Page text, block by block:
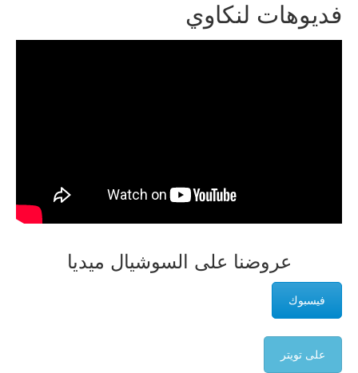
فديوهات لنكاوي
عروضنا على السوشيال ميديا
فيسبوك
على تويتر